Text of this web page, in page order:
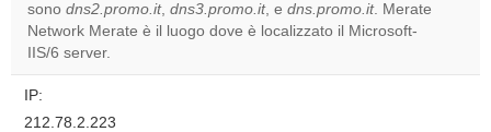
Do you
own this
OK
sono dns2.promo.it, dns3.promo.it, e dns.promo.it. Merate
Network Merate è il luogo dove è localizzato il Microsoft-
IIS/6 server.
IP:
212.78.2.223